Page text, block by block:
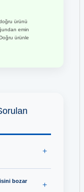
ürünü
emin
ürünle
bozar